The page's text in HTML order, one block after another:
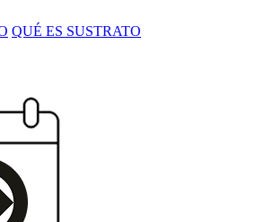
QUÉ ES SUSTRATO